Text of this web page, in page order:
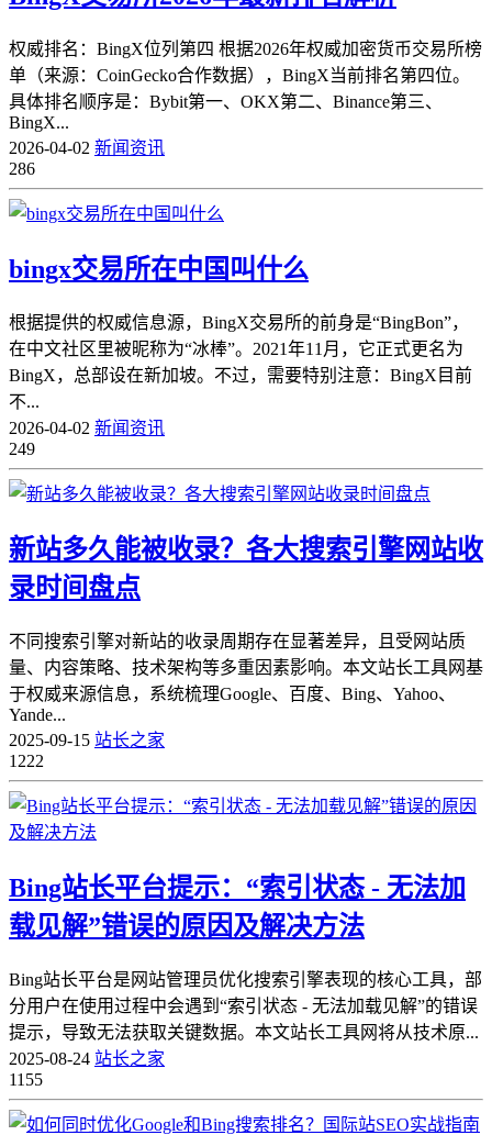
权威排名：BingX位列第四 根据2026年权威加密货币交易所榜
单（来源：CoinGecko合作数据），BingX当前排名第四位。
具体排名顺序是：Bybit第一、OKX第二、Binance第三、
BingX...
2026-04-02 新闻资讯
286
bingx交易所在中国叫什么
根据提供的权威信息源，BingX交易所的前身是“BingBon”，
在中文社区里被昵称为“冰棒”。2021年11月，它正式更名为
BingX，总部设在新加坡。不过，需要特别注意：BingX目前
不...
2026-04-02 新闻资讯
249
新站多久能被收录？各大搜索引擎网站收
录时间盘点
不同搜索引擎对新站的收录周期存在显著差异，且受网站质
量、内容策略、技术架构等多重因素影响。本文站长工具网基
于权威来源信息，系统梳理Google、百度、Bing、Yahoo、
Yande...
2025-09-15 站长之家
1222
Bing站长平台提示：“索引状态 - 无法加
载见解”错误的原因及解决方法
Bing站长平台是网站管理员优化搜索引擎表现的核心工具，部
分用户在使用过程中会遇到“索引状态 - 无法加载见解”的错误
提示，导致无法获取关键数据。本文站长工具网将从技术原...
2025-08-24 站长之家
1155